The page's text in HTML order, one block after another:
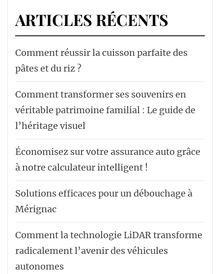
ARTICLES RÉCENTS
Comment réussir la cuisson parfaite des
pâtes et du riz ?
Comment transformer ses souvenirs en
véritable patrimoine familial : Le guide de
l’héritage visuel
Économisez sur votre assurance auto grâce
à notre calculateur intelligent !
Solutions efficaces pour un débouchage à
Mérignac
Comment la technologie LiDAR transforme
radicalement l’avenir des véhicules
autonomes